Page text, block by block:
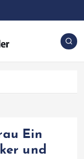
Ein
und